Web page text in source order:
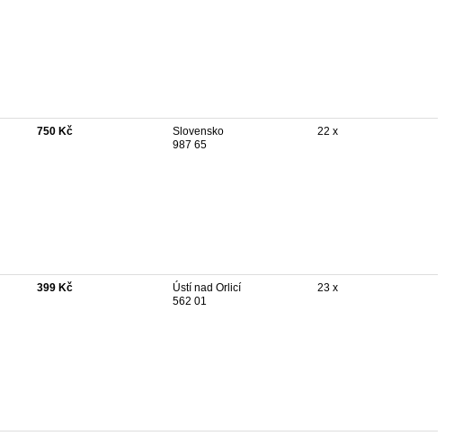
750 Kč
Slovensko
987 65
22 x
399 Kč
Ústí nad Orlicí
562 01
23 x